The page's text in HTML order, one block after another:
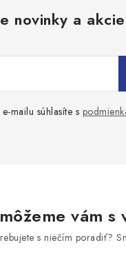
novinky a
mailu súhlasíte s
vám s
s niečím poradiť?